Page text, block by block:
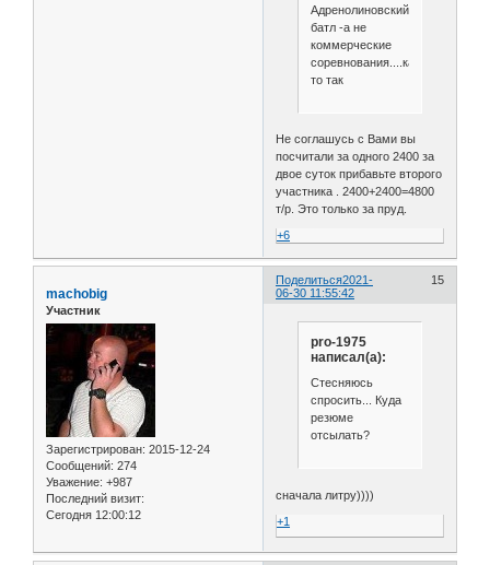
Адренолиновский
батл -а не
коммерческие
соревнования....как
то так
Не соглашусь с Вами вы
посчитали за одного 2400 за
двое суток прибавьте второго
участника . 2400+2400=4800
т/р. Это только за пруд.
+6
Поделиться 15
2021-
06-30 11:55:42
machobig
Участник
Зарегистрирован: 2015-12-24
Сообщений: 274
Уважение: +987
Последний визит:
Сегодня 12:00:12
pro-1975
написал(а):
Стесняюсь
спросить... Куда
резюме
отсылать?
сначала литру))))
+1